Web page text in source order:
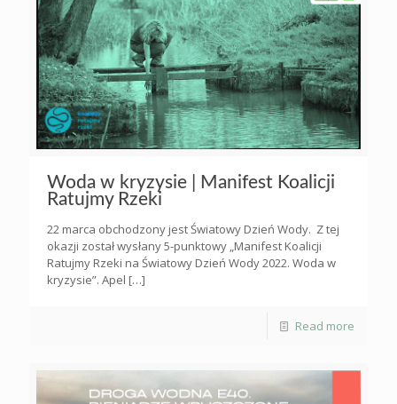
Woda w kryzysie | Manifest Koalicji
Ratujmy Rzeki
22 marca obchodzony jest Światowy Dzień Wody. Z tej
okazji został wysłany 5-punktowy „Manifest Koalicji
Ratujmy Rzeki na Światowy Dzień Wody 2022. Woda w
kryzysie”. Apel […]
Read more